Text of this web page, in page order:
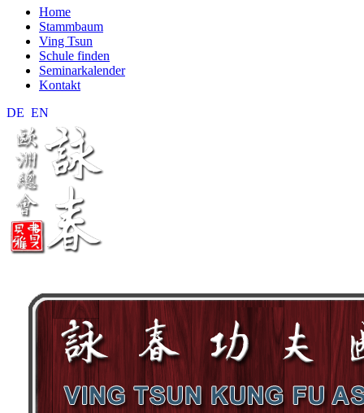
Home
Stammbaum
Ving Tsun
Schule finden
Seminarkalender
Kontakt
DE EN